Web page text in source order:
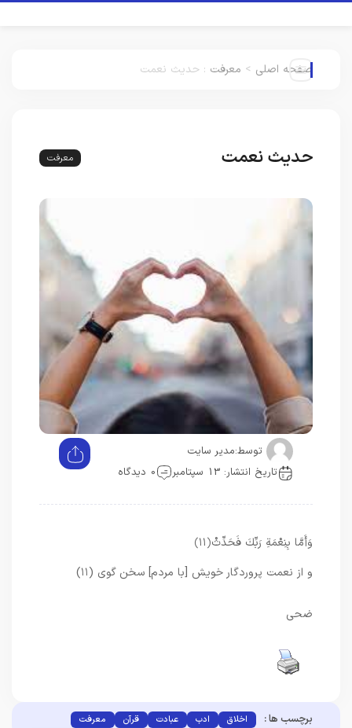
صفحه اصلی > معرفت : حدیث نعمت
حدیث نعمت معرفت
توسط:مدیر سایت
تاریخ انتشار: 13 سپتامبر
0 دیدگاه
وَأَمَّا بِنِعْمَةِ رَبِّكَ فَحَدِّثْ﴿۱۱﴾
و از نعمت پروردگار خويش [با مردم] سخن گوى (۱۱)
ضحی
برچسب ها : اخلاق ادب عبادت قرآن معرفت